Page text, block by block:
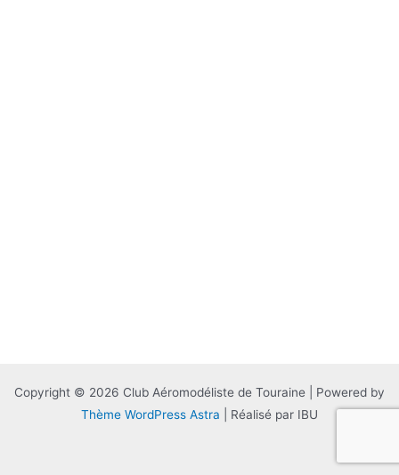
Copyright © 2026 Club Aéromodéliste de Touraine | Powered by
Thème WordPress Astra | Réalisé par IBU